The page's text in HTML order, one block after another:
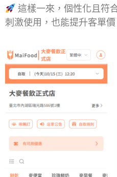
這樣一來，個性化且符
刺激使用，也能提升客單